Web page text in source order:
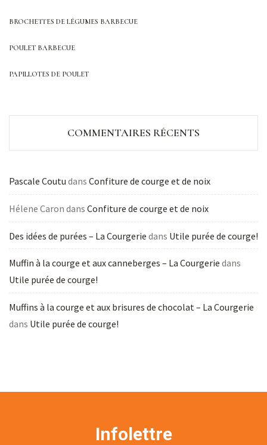
BROCHETTES DE LÉGUMES BARBECUE
POULET BARBECUE
PAPILLOTES DE POULET
COMMENTAIRES RÉCENTS
Pascale Coutu dans Confiture de courge et de noix
Hélene Caron dans Confiture de courge et de noix
Des idées de purées – La Courgerie dans Utile purée de courge!
Muffin à la courge et aux canneberges – La Courgerie dans
Utile purée de courge!
Muffins à la courge et aux brisures de chocolat – La Courgerie
dans Utile purée de courge!
Infolettre